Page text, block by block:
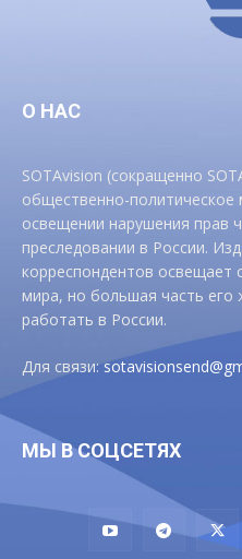
О НАС
SOTAvision (сокращенно
общественно-политическое
освещении нарушения прав
преследовании в России.
корреспондентов освещает
мира, но большая часть
работать в России.
Для связи:
МЫ В СОЦСЕТЯХ